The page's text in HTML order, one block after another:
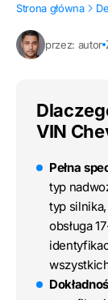
Strona główna
przez: autor
VIN
Pełna
typ
typ
obsługa